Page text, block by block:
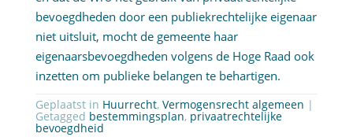
bevoegdheden door een publiekrechtelijke eigenaar
niet uitsluit, mocht de gemeente haar
eigenaarsbevoegdheden volgens de Hoge Raad ook
inzetten om publieke belangen te behartigen.
Geplaatst in Huurrecht, Vermogensrecht algemeen |
Getagged bestemmingsplan, privaatrechtelijke
bevoegdheid